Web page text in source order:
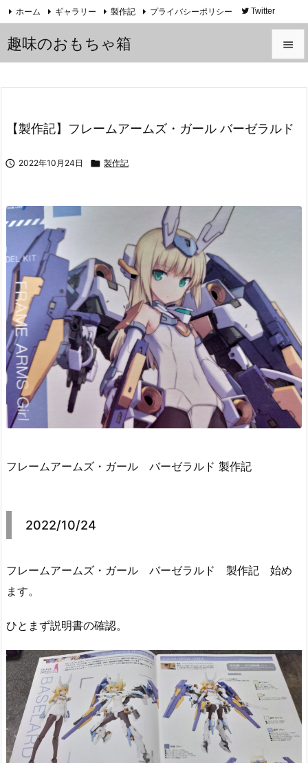
趣味のおもちゃ箱 
メニュ
サイド
ホーム ギャラリー 製作記 プライバシーポリシー Twitter
【製作記】フレームアームズ・ガール バーゼラルド
 2022年10月24日  製作記
フレームアームズ・ガール バーゼラルド 製作記
2022/10/24
フレームアームズ・ガール バーゼラルド 製作記 始め
ます。
ひとまず説明書の確認。